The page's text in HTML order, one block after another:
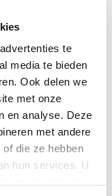
te
media te bieden
Ook delen we
met onze
en analyse. Deze
met andere
die ze hebben
hun services. U